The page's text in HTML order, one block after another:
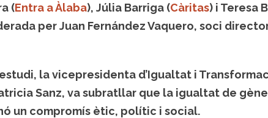
(Entra a Àlaba), Júlia Barriga (Càritas) i Teresa
per Juan Fernández Vaquero, soci
la vicepresidenta d’Igualtat i
Sanz, va subratllar que la igualtat de
un compromís ètic, polític i social.